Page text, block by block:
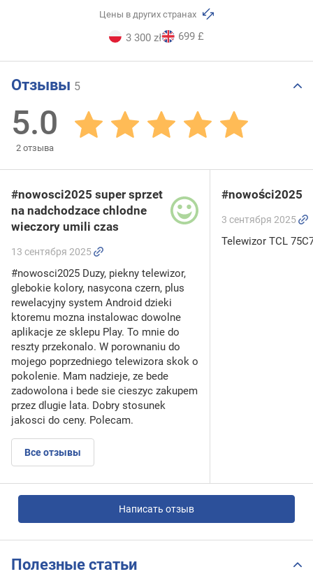
Цены в других странах
3 300 zł 699 £
Отзывы 5
5.0
2 отзыва
#nowosci2025 super sprzet
na nadchodzace chlodne
wieczory umili czas
13 сентября 2025
#nowosci2025 Duzy, piekny telewizor,
glebokie kolory, nasycona czern, plus
rewelacyjny system Android dzieki
ktoremu mozna instalowac dowolne
aplikacje ze sklepu Play. To mnie do
reszty przekonalo. W porownaniu do
mojego poprzedniego telewizora skok o
pokolenie. Mam nadzieje, ze bede
zadowolona i bede sie cieszyc zakupem
przez dlugie lata. Dobry stosunek
jakosci do ceny. Polecam.
Все отзывы
#nowości2025
3 сентября 2025
Telewizor TCL
Написать отзыв
Полезные статьи